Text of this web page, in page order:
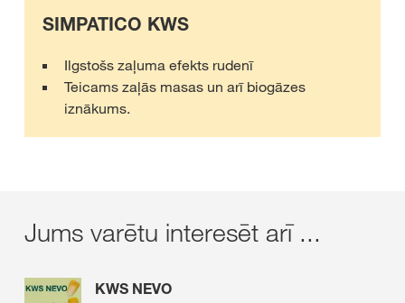
SIMPATICO KWS
Ilgstošs zaļuma efekts rudenī
Teicams zaļās masas un arī biogāzes
iznākums.
Jums varētu interesēt arī ...
KWS NEVO